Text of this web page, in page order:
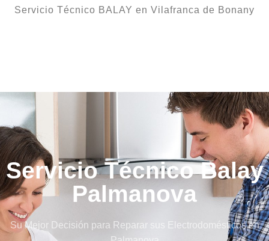
Servicio Técnico BALAY en Vilafranca de Bonany
Servicio Técnico Balay
Palmanova
Su Mejor Decisión para Reparar sus Electrodomésticos en